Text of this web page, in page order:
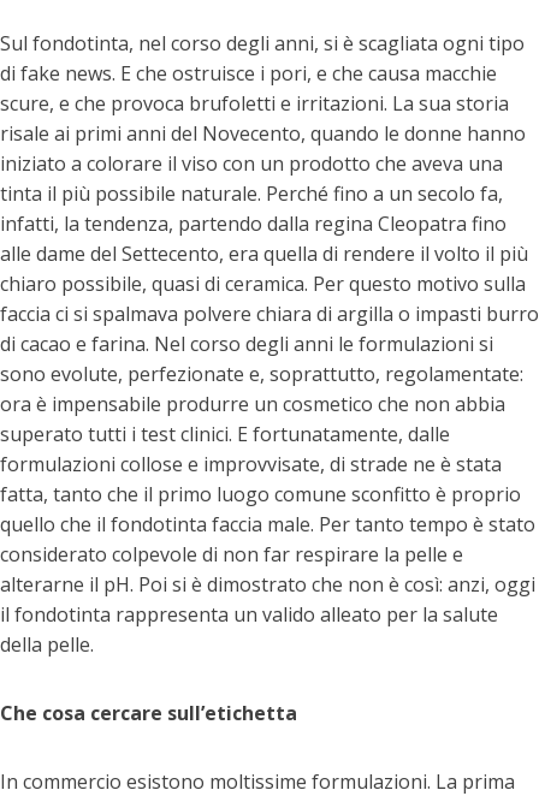
Sul fondotinta, nel corso degli anni, si è scagliata ogni tipo
di fake news. E che ostruisce i pori, e che causa macchie
scure, e che provoca brufoletti e irritazioni. La sua storia
risale ai primi anni del Novecento, quando le donne hanno
iniziato a colorare il viso con un prodotto che aveva una
tinta il più possibile naturale. Perché fino a un secolo fa,
infatti, la tendenza, partendo dalla regina Cleopatra fino
alle dame del Settecento, era quella di rendere il volto il più
chiaro possibile, quasi di ceramica. Per questo motivo sulla
faccia ci si spalmava polvere chiara di argilla o impasti burro
di cacao e farina. Nel corso degli anni le formulazioni si
sono evolute, perfezionate e, soprattutto, regolamentate:
ora è impensabile produrre un cosmetico che non abbia
superato tutti i test clinici. E fortunatamente, dalle
formulazioni collose e improvvisate, di strade ne è stata
fatta, tanto che il primo luogo comune sconfitto è proprio
quello che il fondotinta faccia male. Per tanto tempo è stato
considerato colpevole di non far respirare la pelle e
alterarne il pH. Poi si è dimostrato che non è così: anzi, oggi
il fondotinta rappresenta un valido alleato per la salute
della pelle.
Che cosa cercare sull’etichetta
In commercio esistono moltissime formulazioni. La prima